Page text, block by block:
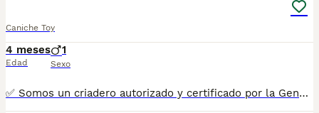
Caniche Toy
4 meses
Edad
1
Sexo
✅ Somos un criadero autorizado y certificado por la Generalitat de Catalunya bajo el número de Núcleo Zoológico G25/00314. PARA MÁS INFORMACIÓN: ☎️ 933095977 📱 685878504 / 674320847 🐶 Programa una visita para conocerlos 💻 Más fotos y vídeos en nuestra web www.aquanatura.es 🚙 Hacemos envíos 📌 Calle Roger de Flor 45, muy cerca del Arc de Triomf de Barcelona, de Lunes a Sábados. Se entregan con sus vacunas, desparasitados interna y externamente, con microchip y su registro, cartilla sanitaria y contrato de garantías, documentación legal y factura. AQUANATURA